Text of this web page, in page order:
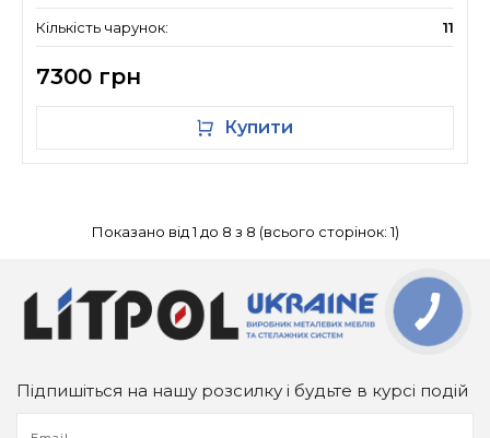
Кількість чарунок: 11
7300 грн
Купити
Показано від 1 до 8 з 8 (всього сторінок: 1)
Підпишіться на нашу розсилку і будьте в курсі подій